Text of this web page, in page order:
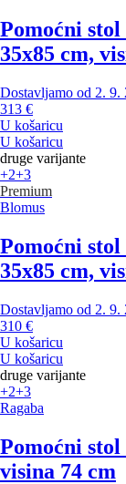
Pomoćni
35x85 cm,
Dostavljamo od 2. 9.
313 €
U košaricu
U košaricu
druge varijante
+2+3
Premium
Blomus
Pomoćni stol
35x85 cm,
Dostavljamo od 2. 9.
310 €
U košaricu
U košaricu
druge varijante
+2+3
Ragaba
Pomoćni
visina 74 cm